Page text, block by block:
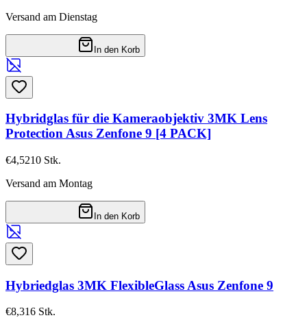
Versand am Dienstag
In den Korb
Hybridglas für die Kameraobjektiv 3MK Lens
Protection Asus Zenfone 9 [4 PACK]
€4,5210 Stk.
Versand am Montag
In den Korb
Hybriedglas 3MK FlexibleGlass Asus Zenfone 9
€8,316 Stk.